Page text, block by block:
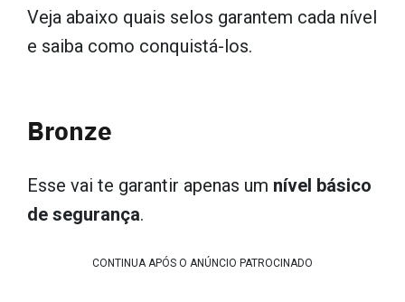
Veja abaixo quais selos garantem cada nível
e saiba como conquistá-los.
Bronze
Esse vai te garantir apenas um nível básico
de segurança.
CONTINUA APÓS O ANÚNCIO PATROCINADO